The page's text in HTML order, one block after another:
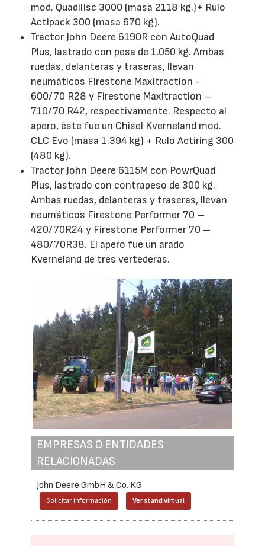
mod. Quadilisc 3000 (masa 2118 kg.)+ Rulo
Actipack 300 (masa 670 kg).
Tractor John Deere 6190R con AutoQuad
Plus, lastrado con pesa de 1.050 kg. Ambas
ruedas, delanteras y traseras, llevan
neumáticos Firestone Maxitraction -
600/70 R28 y Firestone Maxitraction –
710/70 R42, respectivamente. Respecto al
apero, éste fue un Chisel Kverneland mod.
CLC Evo (masa 1.394 kg) + Rulo Actiring 300
(480 kg).
Tractor John Deere 6115M con PowrQuad
Plus, lastrado con contrapeso de 300 kg.
Ambas ruedas, delanteras y traseras, llevan
neumáticos Firestone Performer 70 –
420/70R24 y Firestone Performer 70 –
480/70R38. El apero fue un arado
Kverneland de tres vertederas.
EMPRESAS O ENTIDADES
RELACIONADAS
John Deere GmbH & Co. KG
Solicitar información Ver stand virtual